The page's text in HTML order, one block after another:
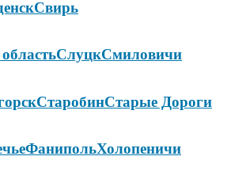
Свирь
СлуцкСмиловичи
СтаробинСтарые Дороги
ФанипольХолопеничи